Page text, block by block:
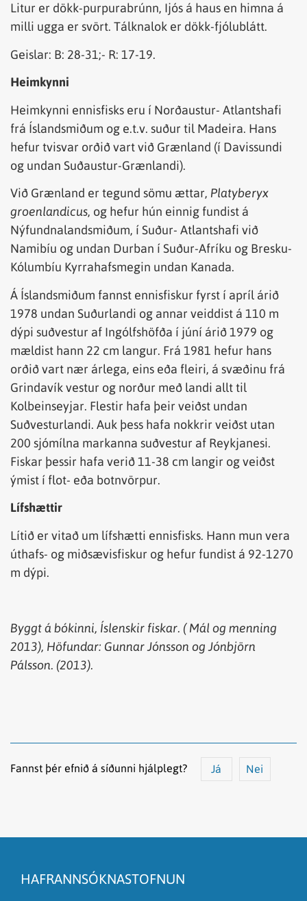
Litur er dökk-purpurabrúnn, Ijós á haus en himna á
milli ugga er svört. Tálknalok er dökk-fjólublátt.
Geislar: B: 28-31;- R: 17-19.
Heimkynni
Heimkynni ennisfisks eru í Norðaustur- Atlantshafi
frá Íslandsmiðum og e.t.v. suður til Madeira. Hans
hefur tvisvar orðið vart við Grænland (í Davissundi
og undan Suðaustur-Grænlandi).
Við Grænland er tegund sömu ættar, Platyberyx
groenlandicus, og hefur hún einnig fundist á
Nýfundnalandsmiðum, í Suður- Atlantshafi við
Namibíu og undan Durban í Suður-Afríku og Bresku-
Kólumbíu Kyrrahafsmegin undan Kanada.
Á Íslandsmiðum fannst ennisfiskur fyrst í apríl árið
1978 undan Suðurlandi og annar veiddist á 110 m
dýpi suðvestur af Ingólfshöfða í júní árið 1979 og
mældist hann 22 cm langur. Frá 1981 hefur hans
orðið vart nær árlega, eins eða fleiri, á svæðinu frá
Grindavík vestur og norður með landi allt til
Kolbeinseyjar. Flestir hafa þeir veiðst undan
Suðvesturlandi. Auk þess hafa nokkrir veiðst utan
200 sjómílna markanna suðvestur af Reykjanesi.
Fiskar þessir hafa verið 11-38 cm langir og veiðst
ýmist í flot- eða botnvörpur.
Lífshættir
Lítið er vitað um lífshætti ennisfisks. Hann mun vera
úthafs- og miðsævisfiskur og hefur fundist á 92-1270
m dýpi.
Byggt á bókinni, Íslenskir fiskar. ( Mál og menning
2013), Höfundar: Gunnar Jónsson og Jónbjörn
Pálsson. (2013).
Fannst þér efnið á síðunni hjálplegt? Já Nei
Það er of mikið efni á síðunni
HAFRANNSÓKNASTOFNUN